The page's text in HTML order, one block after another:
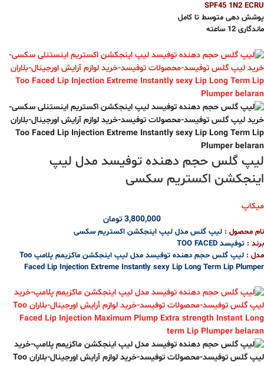
SPF45 1N2 ECRU
پوشش دهی متوسط تا کامل
ماندگاری 12 ساعته
دارای SPF 45 برای مقابله با اشعه‌های مضر آفتاب
دارای تکنولوژی مراقبتی: حاوی آب یونیزه ، پروبیوتیک و عصاره دانه چیا
ضد آکنه
حجم 35 میل
مناسب انواع پوست
تست شده توسط متخصصین پوست و چشم
رنگ: 1N2 Ecru (مناسب برای پوستهای روشن با تناژ خنثی)
بارکد محصول :887167466739
لیپ گلس حجم دهنده توفیسد مدل لیپ
اینجکشن اکستریم سکسی
میکاپ
3,800,000 تومان
نام محصول : لیپ گلس مدل لیپ اینجکشن اکستریم سکسی
برند : توفیسد TOO FACED
مدل :
لیپ گلس حجم دهنده توفیسد مدل لیپ اینجکشن ماکزیمم پلامپ Too
Faced Lip Injection Extreme Instantly sexy Lip Long Term Lip Plumper
براق کننده و حجم دهنده قوی و فوری لب ها بلافاصله پس از استفاده
دارای ماندگاری طولانی مدت
پر کننده بافت لب
حاوی ترکیبی از آتلوکلاژن، کره های پرکننده دریایی، روغن های مغذی آووکادو و جوجوبا
و آنتی اکسیدان و ویتامین E
آبرسانی و تغذیه کننده لب
دارای رنگ هایی با نمای نهایی براق و درخشان